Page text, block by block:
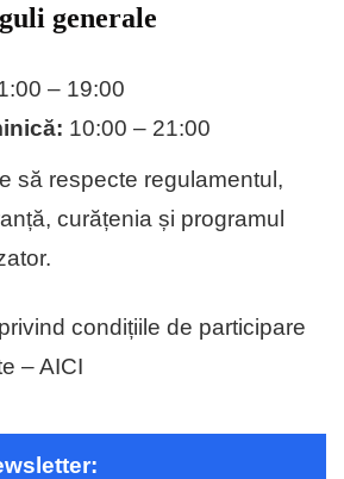
generale
– 19:00
10:00 – 21:00
să respecte regulamentul,
curățenia și programul
condițiile de participare
– AICI